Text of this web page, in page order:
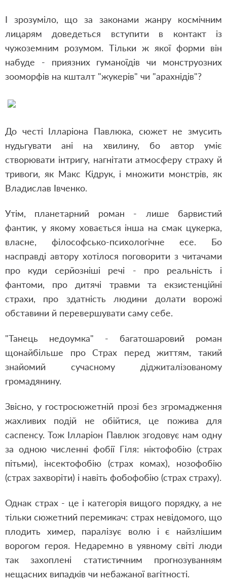
І зрозуміло, що за законами жанру космічним
лицарям доведеться вступити в контакт із
чужоземним розумом. Тільки ж якої форми він
набуде - приязних гуманоїдів чи монструозних
зооморфів на кшталт "жукерів" чи "арахнідів"?
До честі Ілларіона Павлюка, сюжет не змусить
нудьгувати ані на хвилину, бо автор уміє
створювати інтригу, нагнітати атмосферу страху й
тривоги, як Макс Кідрук, і множити монстрів, як
Владислав Івченко.
Утім, планетарний роман - лише барвистий
фантик, у якому ховається інша на смак цукерка,
власне, філософсько-психологічне есе. Бо
насправді автору хотілося поговорити з читачами
про куди серйозніші речі - про реальність і
фантоми, про дитячі травми та екзистенційні
страхи, про здатність людини долати ворожі
обставини й перевершувати саму себе.
"Танець недоумка" - багатошаровий роман
щонайбільше про Страх перед життям, такий
знайомий сучасному діджиталізованому
громадянину.
Звісно, у гостросюжетній прозі без згромадження
жахливих подій не обійтися, це пожива для
саспенсу. Тож Ілларіон Павлюк згодовує нам одну
за одною численні фобії Гіля: ніктофобію (страх
пітьми), інсектофобію (страх комах), нозофобію
(страх захворіти) і навіть фобофобію (страх страху).
Однак страх - це і категорія вищого порядку, а не
тільки сюжетний перемикач: страх невідомого, що
плодить химер, паралізує волю і є найзлішим
ворогом героя. Недаремно в уявному світі люди
так захоплені статистичним прогнозуванням
нещасних випадків чи небажаної вагітності.